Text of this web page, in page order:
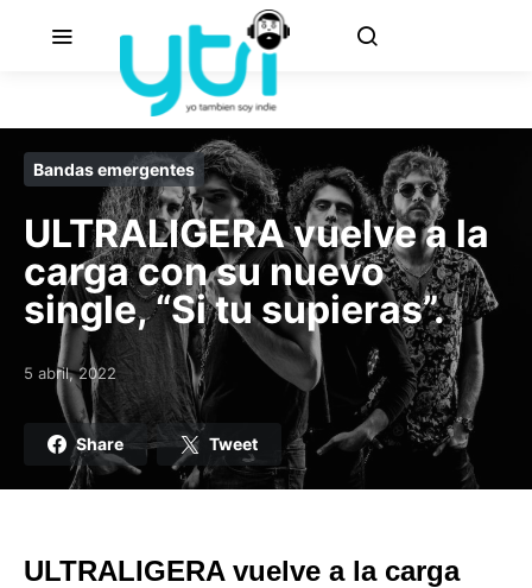
Bandas emergentes
ULTRALIGERA vuelve a la
carga con su nuevo
single, “Si tu supieras”.
Posted on
5 abril, 2022
Share Tweet
ULTRALIGERA vuelve a la carga